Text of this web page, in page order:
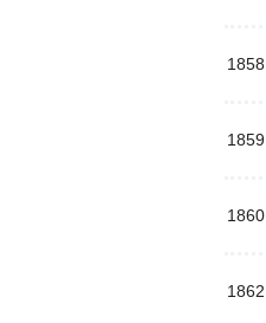
1858
1859
1860
1862